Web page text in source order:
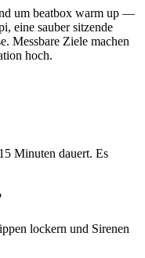
um beatbox warm up —
eine sauber sitzende
Messbare Ziele machen
hoch.
Minuten dauert. Es
lockern und Sirenen